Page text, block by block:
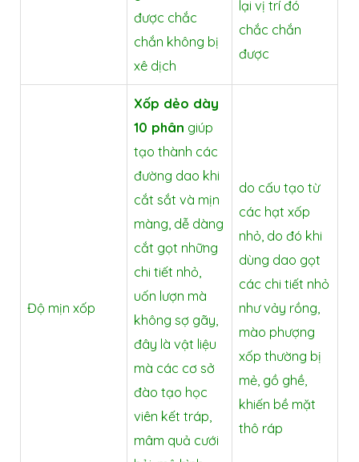
được chắc
chắn không bị
xê dịch
lại vị trí đó
chắc chắn
được
Độ mịn xốp
Xốp dẻo dày
10 phân giúp
tạo thành các
đường dao khi
cắt sắt và mịn
màng, dễ dàng
cắt gọt những
chi tiết nhỏ,
uốn lượn mà
không sợ gãy,
đây là vật liệu
mà các cơ sở
đào tạo học
viên kết tráp,
mâm quả cưới
do cấu tạo từ
các hạt xốp
nhỏ, do đó khi
dùng dao gọt
các chi tiết nhỏ
như vảy rồng,
mào phượng
xốp thường bị
mẻ, gồ ghề,
khiến bề mặt
thô ráp